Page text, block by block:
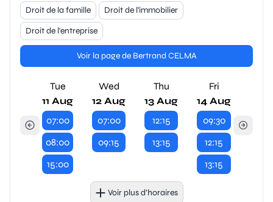
Droit de la famille
Droit de l'immobilier
Droit de l'entreprise
Voir la page de Bertrand CELMA
Tue
11 Aug
07:00
08:00
15:00
Wed
12 Aug
07:00
09:15
Thu
13 Aug
12:15
13:15
Fri
14 Aug
09:30
12:15
13:15
Voir plus d’horaires